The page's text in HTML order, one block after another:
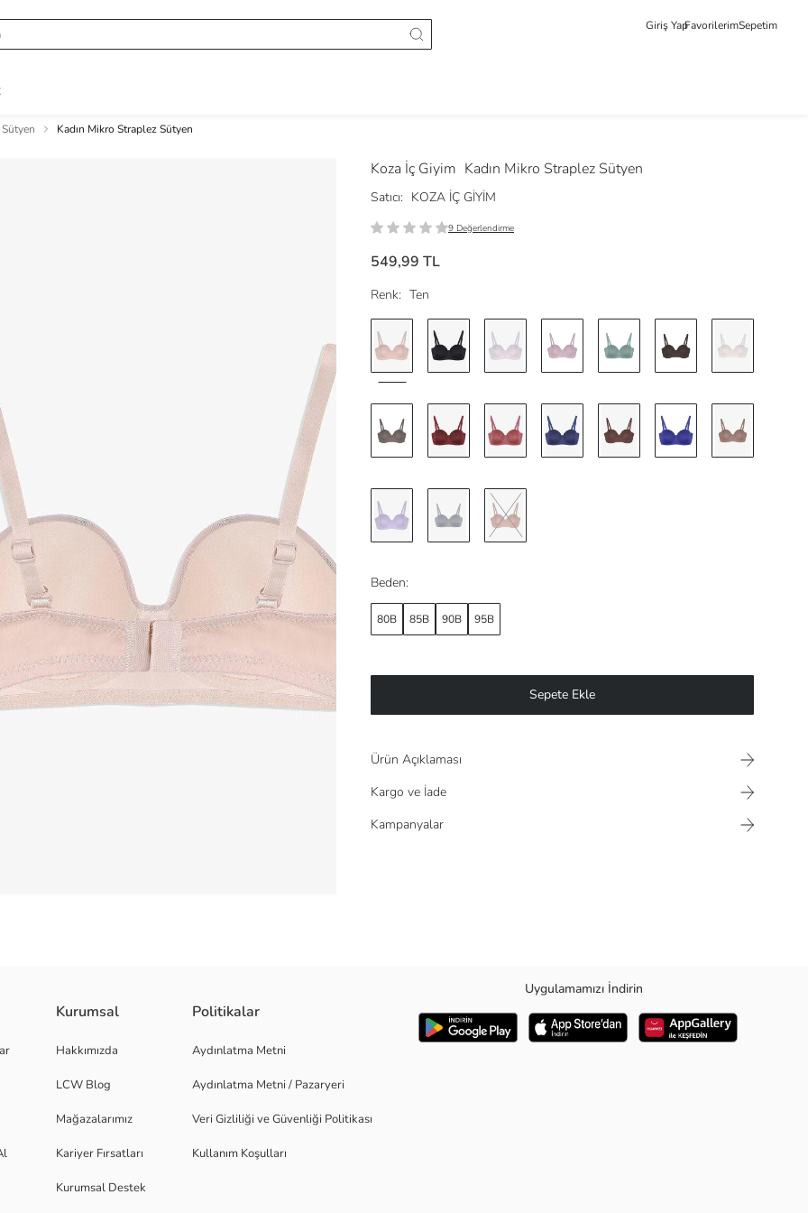
Giriş YapFavorilerimSepetim
Kadın Mikro Straplez Sütyen
Koza İç Giyim Kadın Mikro Straplez Sütyen
Satıcı: KOZA İÇ GİYİM
9 Değerlendirme
549,99 TL
Renk: Ten
Beden:
80B 85B 90B 95B
Sepete Ekle
Ürün Açıklaması
Kargo ve İade
Kampanyalar
konfor ve şıklık burada! %90 Polyester, %7 Elastan ve %3 Pamuk karışımıyla üretilen sütyenimiz, cildini nefes alırken aynı zamanda da
toparlayıcı özelliğiyle de vücudunu şekillendirir. Neden Bizim Sütyeni Seçmelisin? Her An Rahat: Nefes alabilen kumaşıyla gün boyu konforlu bir
sütyenimizle: Kendine güven: Vücudunu saran destek sayesinde her an özgür ol.Konforu keşfet: Gün boyu rahatlık yaşa.Tarzını tamamla:
Kurumsal
Hakkımızda
LCW Blog
Mağazalarımız
Kariyer Fırsatları
Kurumsal Destek
Politikalar
Aydınlatma Metni
Aydınlatma Metni / Pazaryeri
Veri Gizliliği ve Güvenliği Politikası
Kullanım Koşulları
Uygulamamızı İndirin